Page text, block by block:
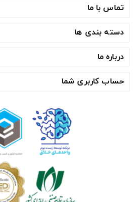
تماس با ما
دسته بندی ها
درباره ما
حساب کاربری شما